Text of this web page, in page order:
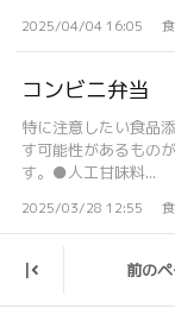
2025/04/04 16:05
コンビニ弁当
特に注意したい食品
す可能性があるもの
す。●人工甘味料...
2025/03/28 12:55
前の